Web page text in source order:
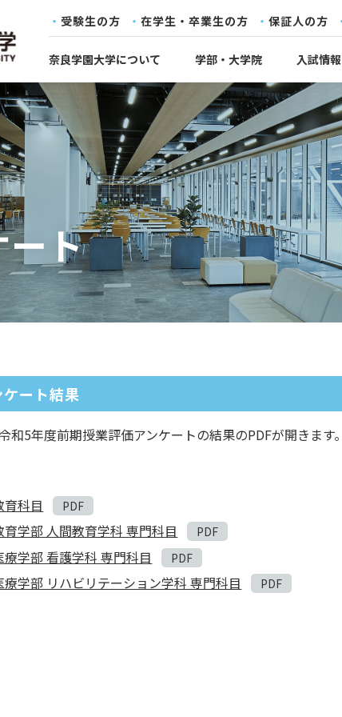
受験生の方 在学生・卒業生の方 保証人の方
奈良学園大学について 学部・大学院 入試情報
ート
ート結果
和5年度前期授業評価アンケートの結果のPDFが開きます。
科目
学部 人間教育学科 専門科目
学部 看護学科 専門科目
学部 リハビリテーション学科 専門科目